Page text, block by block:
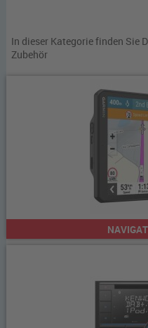
In dieser Kategorie finden Sie
Zubehör